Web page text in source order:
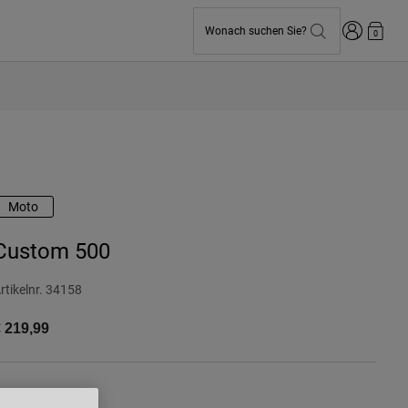
Wonach suchen Sie? Anmelden
0
Moto
500
34158
219,99